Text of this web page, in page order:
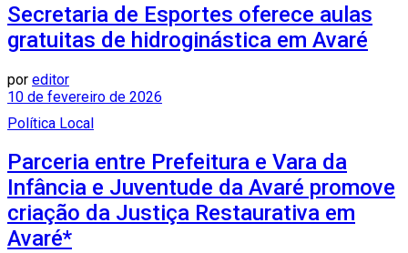
Secretaria de Esportes oferece aulas
gratuitas de hidroginástica em Avaré
por editor
10 de fevereiro de 2026
Política Local
Parceria entre Prefeitura e Vara da
Infância e Juventude da Avaré promove
criação da Justiça Restaurativa em
Avaré*